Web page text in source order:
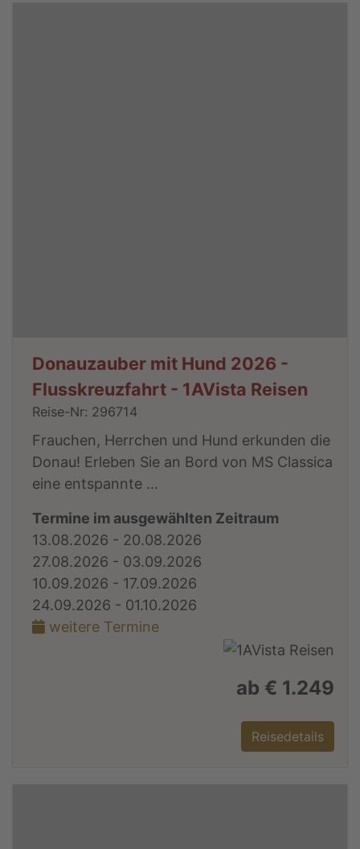
Donauzauber mit Hund 2026 -
Flusskreuzfahrt - 1AVista Reisen
Reise-Nr: 296714
Frauchen, Herrchen und Hund erkunden die
Donau! Erleben Sie an Bord von MS Classica
eine entspannte ...
Termine im ausgewählten Zeitraum
13.08.2026 - 20.08.2026
27.08.2026 - 03.09.2026
10.09.2026 - 17.09.2026
24.09.2026 - 01.10.2026
weitere Termine
ab € 1.249
Reisedetails